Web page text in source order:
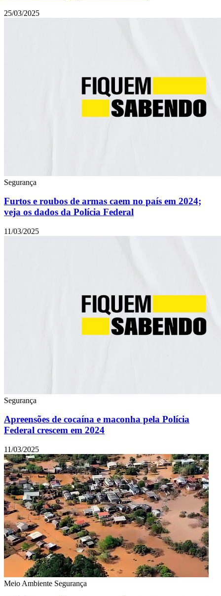
25/03/2025
Segurança
Furtos e roubos de armas caem no país em 2024;
veja os dados da Polícia Federal
11/03/2025
Segurança
Apreensões de cocaína e maconha pela Polícia
Federal crescem em 2024
11/03/2025
Meio Ambiente Segurança